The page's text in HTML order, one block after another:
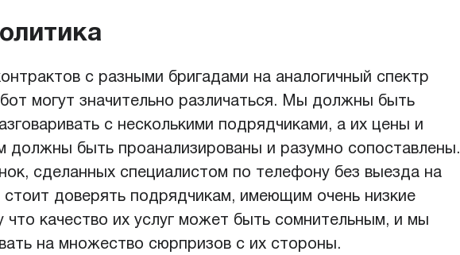
с разными бригадами на аналогичный спектр
могут значительно различаться. Мы должны быть
с несколькими подрядчиками, а их цены и
должны быть проанализированы и разумно сопоставлены.
сделанных специалистом по телефону без выезда на
стоит доверять подрядчикам, имеющим очень низкие
что качество их услуг может быть сомнительным, и мы
на множество сюрпризов с их стороны.